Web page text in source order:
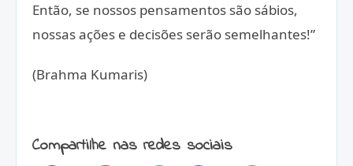
Então, se nossos pensamentos são sábios,
nossas ações e decisões serão semelhantes!”
(Brahma Kumaris)
Compartilhe nas redes sociais